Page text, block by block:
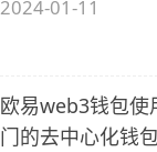
2024-01-11
欧易web3钱包使
门的去中心化钱